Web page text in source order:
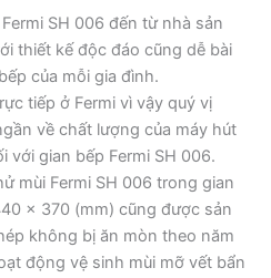
SH 006 đến từ nhà sản
thiết kế độc đáo cũng dễ bài
của mỗi gia đình.
tiếp ở Fermi vì vậy quý vị
về chất lượng của máy hút
với gian bếp Fermi SH 006.
mùi Fermi SH 006 trong gian
x 370 (mm) cũng được sản
không bị ăn mòn theo năm
động vệ sinh mùi mỡ vết bẩn